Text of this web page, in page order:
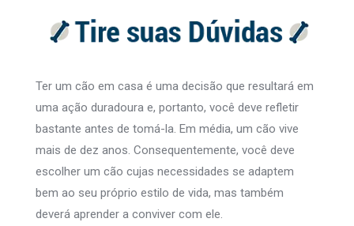
Ter um cão em casa é uma decisão que resultará em
uma ação duradoura e, portanto, você deve refletir
bastante antes de tomá-la. Em média, um cão vive
mais de dez anos. Consequentemente, você deve
escolher um cão cujas necessidades se adaptem
bem ao seu próprio estilo de vida, mas também
deverá aprender a conviver com ele.